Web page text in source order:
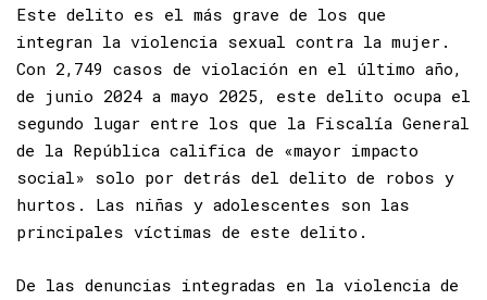
Este delito es el más grave de los que
integran la violencia sexual contra la mujer.
Con 2,749 casos de violación en el último año,
de junio 2024 a mayo 2025, este delito ocupa el
segundo lugar entre los que la Fiscalía General
de la República califica de «mayor impacto
social» solo por detrás del delito de robos y
hurtos. Las niñas y adolescentes son las
principales víctimas de este delito.
De las denuncias integradas en la violencia de